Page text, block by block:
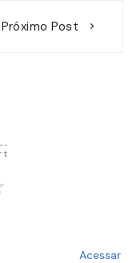
Próximo Post
Acessar